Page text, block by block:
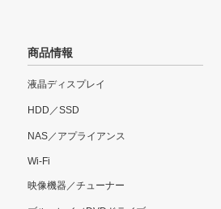
商品情報
液晶ディスプレイ
HDD／SSD
NAS／アプライアンス
Wi-Fi
映像機器／チューナー